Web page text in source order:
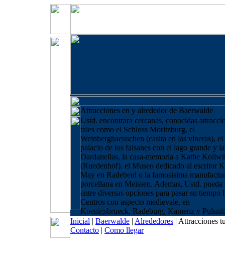
Attracciones en y alrededor de Baerwalde
Ustd. encontrara cercanas, conocidas
tales como el Schloss Moritzburg, el
Weinberghaeuschen (casita en las vineras), el
palacio de los faisanes con el lago grande y
Dardanellas, la casa-memoria a Kathe
(Ruedenhof), el Museo dedicado al escritor
May en Radebeul o la famosisima
porcellana en Meissen. Ademas, Ustd.
entre diversas opciones para pasar su tiempo
Centros con aspecto medievale, en
Koenigsbrueck, Radeburg, Kamenz y
Inicial | Baerwalde | Alrededores | Attracciones
Contacto | Como llegar